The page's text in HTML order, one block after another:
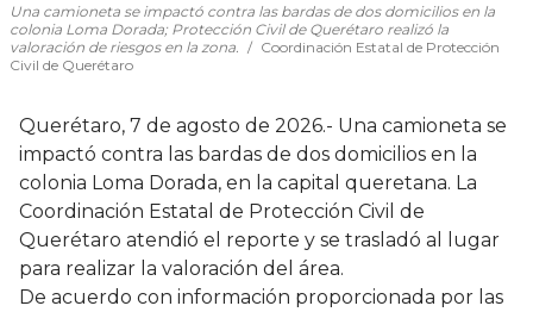
Una camioneta se impactó contra las bardas de dos domicilios en la
colonia Loma Dorada; Protección Civil de Querétaro realizó la
valoración de riesgos en la zona.
Coordinación Estatal de Protección
Civil de Querétaro
Querétaro, 7 de agosto de 2026.- Una camioneta se
impactó contra las bardas de dos domicilios en la
colonia Loma Dorada, en la capital queretana. La
Coordinación Estatal de Protección Civil de
Querétaro atendió el reporte y se trasladó al lugar
para realizar la valoración del área.
De acuerdo con información proporcionada por las